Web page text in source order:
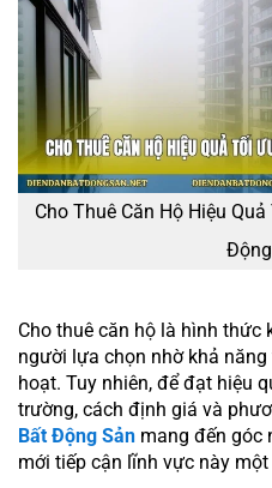
Cho Thuê Căn Hộ Hiệu
Cho thuê căn hộ là hình
người lựa chọn nhờ khả
hoạt. Tuy nhiên, để đạt hiệu
trường, cách định giá và
Bất Động Sản mang đến góc
mới tiếp cận lĩnh vực này